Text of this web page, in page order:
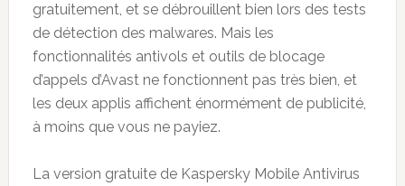
gratuitement, et se débrouillent bien lors des tests
de détection des malwares. Mais les
fonctionnalités antivols et outils de blocage
d’appels d’Avast ne fonctionnent pas très bien, et
les deux applis affichent énormément de publicité,
à moins que vous ne payiez.
La version gratuite de Kaspersky Mobile Antivirus